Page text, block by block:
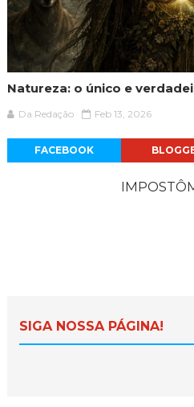
Natureza: o único e
Da Redação Feb 13, 2026
FACEBOOK
SIGA NOSSA PÁGINA!